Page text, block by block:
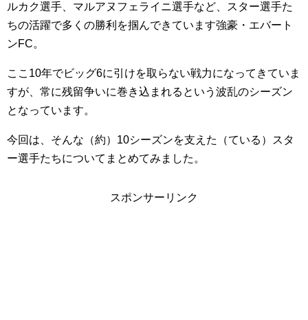
ルカク選手、マルアヌフェライニ選手など、スター選手た
ちの活躍で多くの勝利を掴んできています強豪・エバート
ンFC。
ここ10年でビッグ6に引けを取らない戦力になってきていま
すが、常に残留争いに巻き込まれるという波乱のシーズン
となっています。
今回は、そんな（約）10シーズンを支えた（ている）スタ
ー選手たちについてまとめてみました。
スポンサーリンク